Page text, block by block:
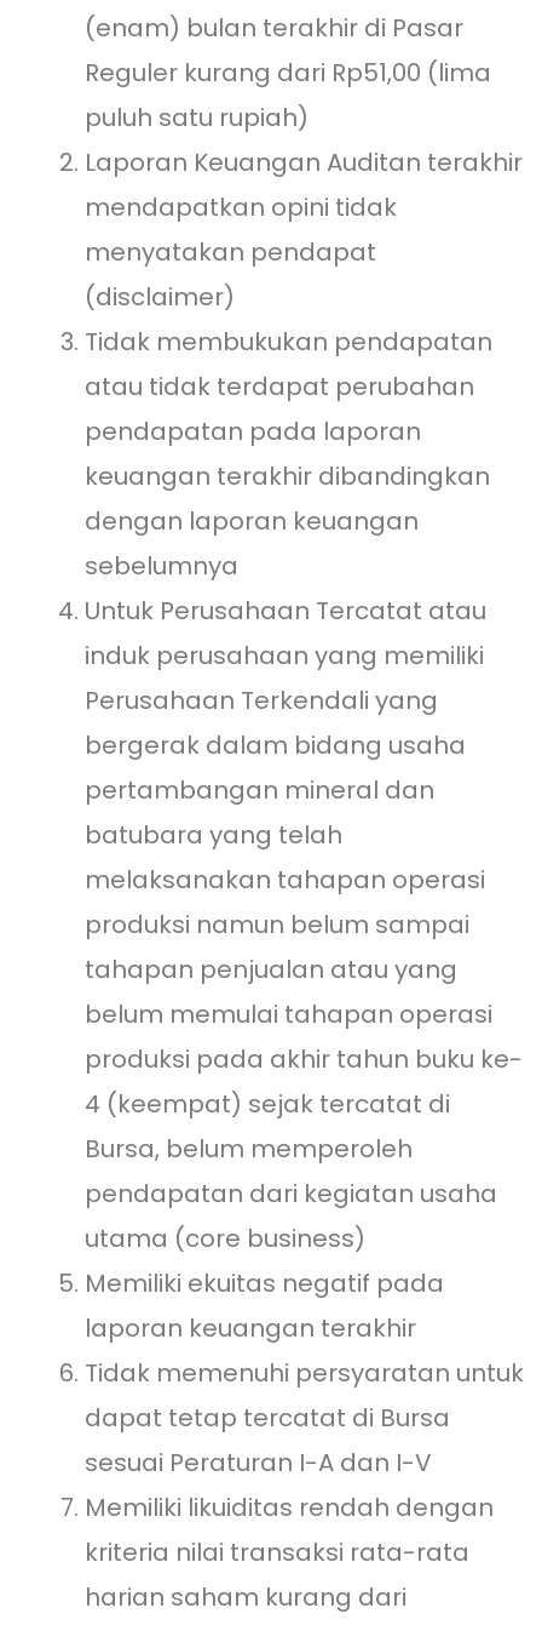
(enam) bulan terakhir di Pasar
Reguler kurang dari Rp51,00 (lima
puluh satu rupiah)
Laporan Keuangan Auditan terakhir
mendapatkan opini tidak
menyatakan pendapat
(disclaimer)
Tidak membukukan pendapatan
atau tidak terdapat perubahan
pendapatan pada laporan
keuangan terakhir dibandingkan
dengan laporan keuangan
sebelumnya
Untuk Perusahaan Tercatat atau
induk perusahaan yang memiliki
Perusahaan Terkendali yang
bergerak dalam bidang usaha
pertambangan mineral dan
batubara yang telah
melaksanakan tahapan operasi
produksi namun belum sampai
tahapan penjualan atau yang
belum memulai tahapan operasi
produksi pada akhir tahun buku ke-
4 (keempat) sejak tercatat di
Bursa, belum memperoleh
pendapatan dari kegiatan usaha
utama (core business)
Memiliki ekuitas negatif pada
laporan keuangan terakhir
Tidak memenuhi persyaratan untuk
dapat tetap tercatat di Bursa
sesuai Peraturan I-A dan I-V
Memiliki likuiditas rendah dengan
kriteria nilai transaksi rata-rata
harian saham kurang dari